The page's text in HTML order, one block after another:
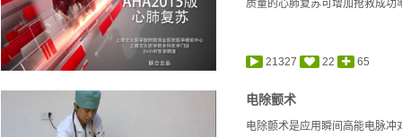
质量的心肺复苏可增加抢救成
21327 22 65
电除颤术
电除颤术是应用瞬间高能电脉